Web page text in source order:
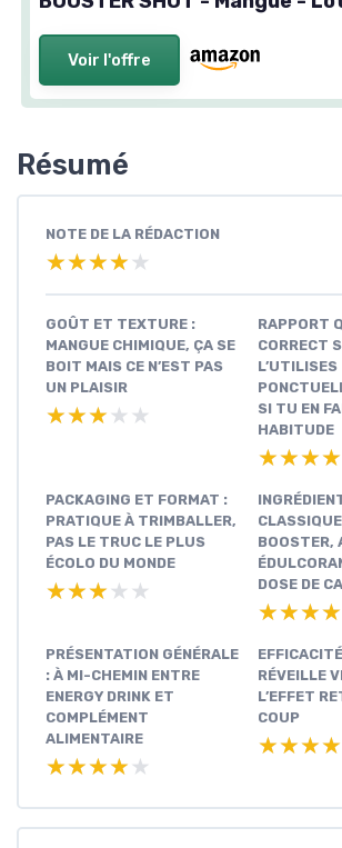
Voir l'offre
Résumé
NOTE DE LA RÉDACTION
★★★★★
★★★★★
GOÛT ET TEXTURE :
MANGUE CHIMIQUE, ÇA SE
BOIT MAIS CE N’EST PAS
UN PLAISIR
★★★★★
★★★★★
RAPPORT
CORRECT
L’UTILISES
SI TU EN
HABITUDE
PACKAGING ET FORMAT :
PRATIQUE À TRIMBALLER,
PAS LE TRUC LE PLUS
ÉCOLO DU MONDE
★★★★★
★★★★★
BOOSTER,
DOSE DE
PRÉSENTATION GÉNÉRALE
: À MI-CHEMIN ENTRE
ENERGY DRINK ET
COMPLÉMENT
ALIMENTAIRE
★★★★★
★★★★★
RÉVEILLE
L’EFFET
COUP